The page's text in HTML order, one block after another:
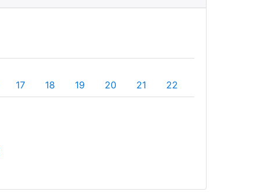
17 18 19 20 21 22